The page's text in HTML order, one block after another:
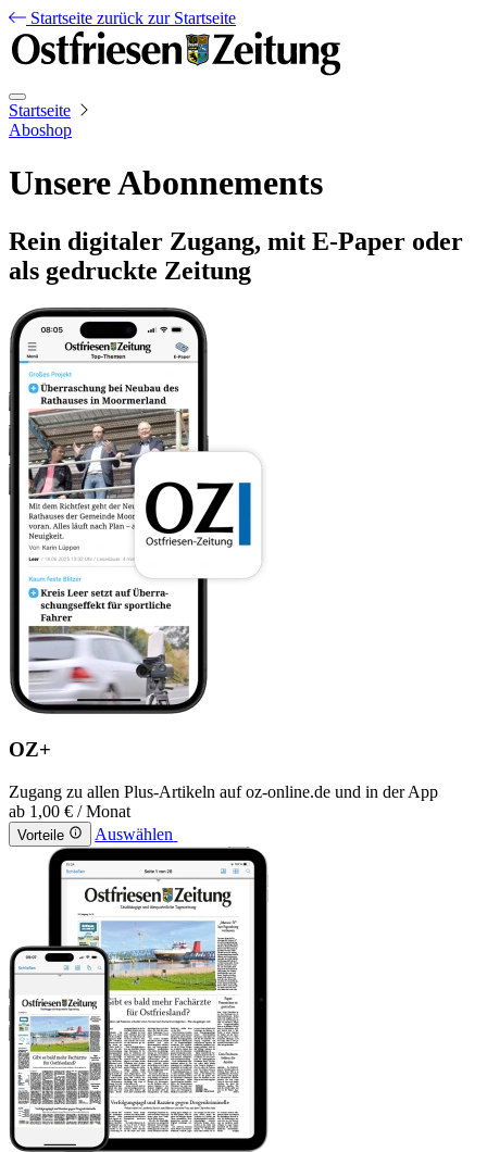
Startseite zurück zur Startseite
Startseite
Aboshop
Unsere Abonnements
Rein digitaler Zugang, mit E-Paper oder
als gedruckte Zeitung
OZ+
Zugang zu allen Plus-Artikeln auf oz-online.de und in der App
ab 1,00 € / Monat
Vorteile Auswählen